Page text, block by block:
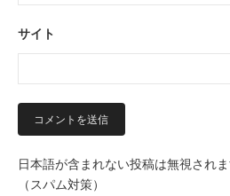
サイト
日本語が含まれない投稿は無視され
（スパム対策）